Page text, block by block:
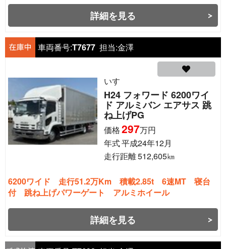
詳細を見る
車両番号:T7677 担当:金澤
いすゞ
H24 フォワード 6200ワイ
ド アルミバン エアサス 跳
ね上げPG
価格297万円
年式平成24年12月
走行距離512,605㎞
6200ワイド 走行51.2万Km 積載2.85t 6速MT 寝台
付 跳ね上げパワーゲート アルミホイール
詳細を見る